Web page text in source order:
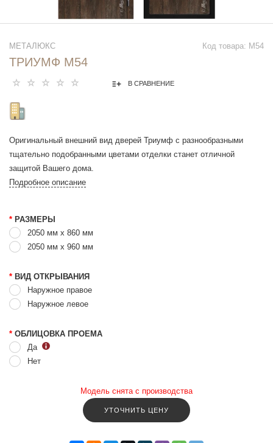
Код товара: М54
МЕТАЛЮКС
ТРИУМФ М54
В СРАВНЕНИЕ
Оригинальный внешний вид дверей Триумф с разнообразными
тщательно подобранными цветами отделки станет отличной
защитой Вашего дома.
Подробное описание
* РАЗМЕРЫ
2050 мм х 860 мм
2050 мм x 960 мм
* ВИД ОТКРЫВАНИЯ
Наружное правое
Наружное левое
* ОБЛИЦОВКА ПРОЕМА
Да
Нет
Модель снята с производства
УТОЧНИТЬ ЦЕНУ